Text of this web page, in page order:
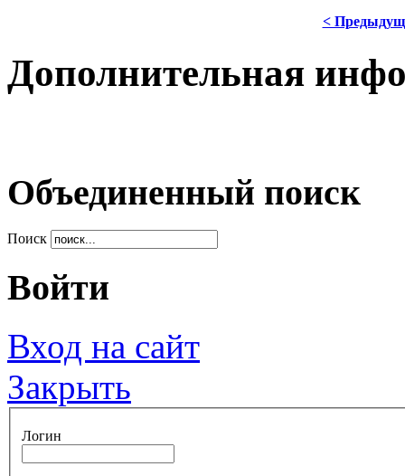
<
Дополнительная
Объединенный поиск
Поиск
Войти
Вход на сайт
Закрыть
Логин